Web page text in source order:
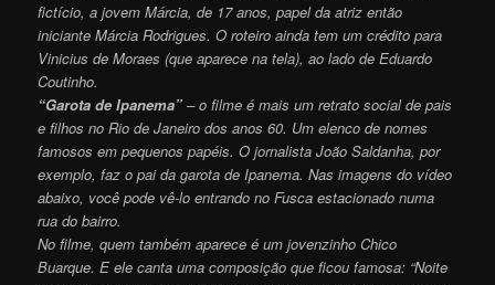
fictício, a jovem Márcia, de 17 anos, papel da atriz então
iniciante Márcia Rodrigues. O roteiro ainda tem um crédito para
Vinicius de Moraes (que aparece na tela), ao lado de Eduardo
Coutinho.
“Garota de Ipanema” – o filme é mais um retrato social de pais
e filhos no Rio de Janeiro dos anos 60. Um elenco de nomes
famosos em pequenos papéis. O jornalista João Saldanha, por
exemplo, faz o pai da garota de Ipanema. Nas imagens do vídeo
abaixo, você pode vê-lo entrando no Fusca estacionado numa
rua do bairro.
No filme, quem também aparece é um jovenzinho Chico
Buarque. E ele canta uma composição que ficou famosa: “Noite